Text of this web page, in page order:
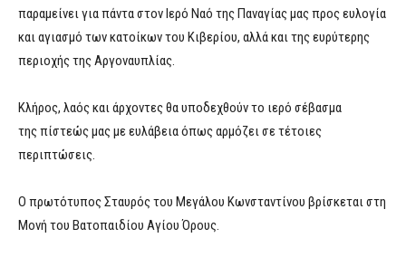
παραμείνει για πάντα στον Ιερό Ναό της Παναγίας μας προς ευλογία
και αγιασμό των κατοίκων του Κιβερίου, αλλά και της ευρύτερης
περιοχής της Αργοναυπλίας.
Κλήρος, λαός και άρχοντες θα υποδεχθούν το ιερό σέβασμα
της πίστεώς μας με ευλάβεια όπως αρμόζει σε τέτοιες
περιπτώσεις.
Ο πρωτότυπος Σταυρός του Μεγάλου Κωνσταντίνου βρίσκεται στη
Μονή του Βατοπαιδίου Αγίου Όρους.